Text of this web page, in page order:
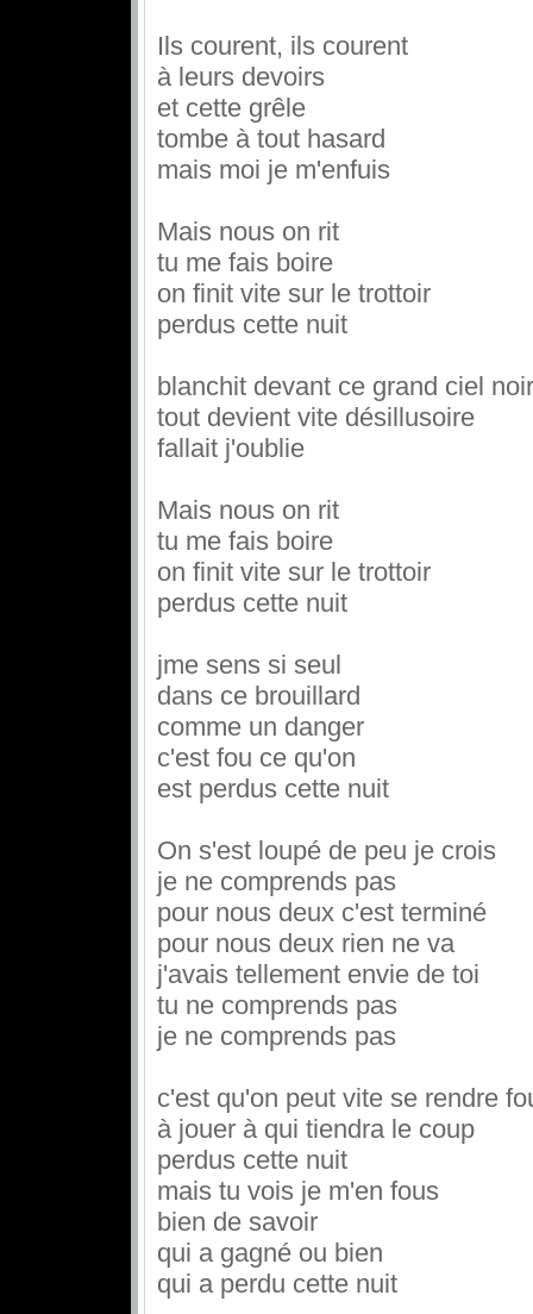
Ils courent, ils courent
à leurs devoirs
et cette grêle
tombe à tout hasard
mais moi je m'enfuis
Mais nous on rit
tu me fais boire
on finit vite sur le trottoir
perdus cette nuit
blanchit devant ce grand ciel noir
tout devient vite désillusoire
fallait j'oublie
Mais nous on rit
tu me fais boire
on finit vite sur le trottoir
perdus cette nuit
jme sens si seul
dans ce brouillard
comme un danger
c'est fou ce qu'on
est perdus cette nuit
On s'est loupé de peu je crois
je ne comprends pas
pour nous deux c'est terminé
pour nous deux rien ne va
j'avais tellement envie de toi
tu ne comprends pas
je ne comprends pas
c'est qu'on peut vite se rendre
à jouer à qui tiendra le coup
perdus cette nuit
mais tu vois je m'en fous
bien de savoir
qui a gagné ou bien
qui a perdu cette nuit